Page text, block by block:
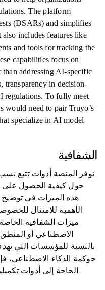
The platform
(DSARs) and simplifies
includes features like
and tools for tracking the
capabilities focus on
than addressing AI-specific
transparency in decision-
regulations. To fully meet
would need to pair Truyo’s
specialize in AI model
الشفافية
توفر المنصة أدوات تتبع نسب
حول كيفية الحصول على
هذه الميزات في توضيح
ميزات الشفافية
الاصطناعي أو
بالنسبة للمؤسسات التي
حوكمة الذكاء الاصطناعي،
الحاجة إلى أدوات